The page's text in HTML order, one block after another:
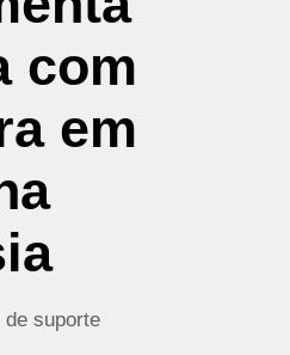
com
em
de suporte